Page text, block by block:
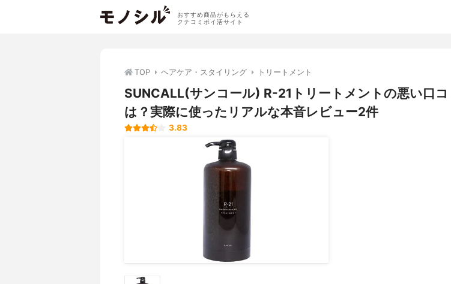
おすすめ商品がもらえる
クチコミポイ活サイト
TOP ヘアケア・スタイリング トリートメント
SUNCALL(サンコール) R-21トリートメントの悪い口コ
は？実際に使ったリアルな本音レビュー2件
3.83